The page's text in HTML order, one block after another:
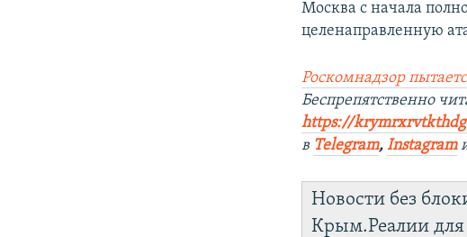
Москва с начала
целенаправленную
Роскомнадзор
Беспрепятственно
https://
в Telegram, Instagram
Новости без
Крым.Реалии